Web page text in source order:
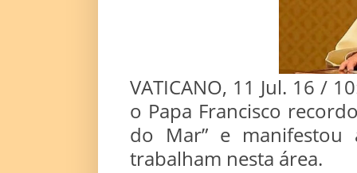
VATICANO, 11 Jul. 16 /
o Papa Francisco
do Mar” e
trabalham nesta área.